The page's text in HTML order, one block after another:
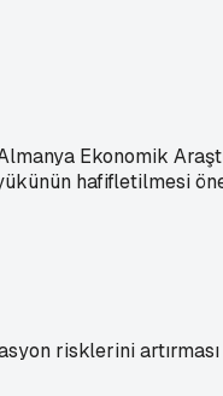
Ekonomik
hafifletilmesi
risklerini